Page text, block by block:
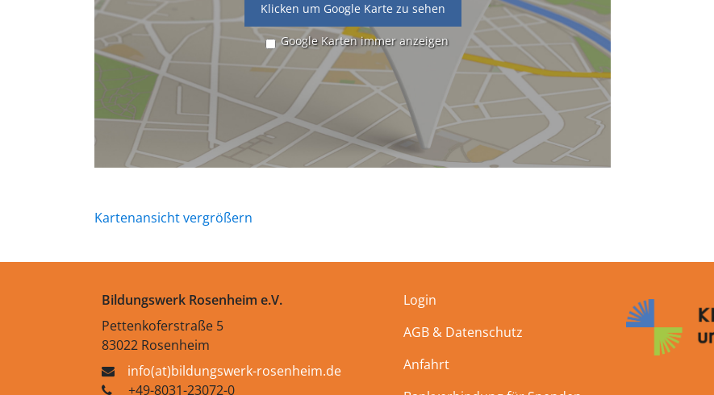
Klicken um Google Karte zu sehen
Google Karten immer anzeigen
Kartenansicht vergrößern
Bildungswerk Rosenheim e.V.
Pettenkoferstraße 5
83022 Rosenheim
info(at)bildungswerk-rosenheim.de
+49-8031-23072-0
Login
AGB & Datenschutz
Anfahrt